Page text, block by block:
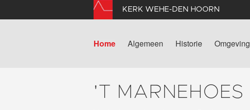
KERK WEHE-DEN HOORN
Home Algemeen Historie Omgeving
'T MARNEHOES